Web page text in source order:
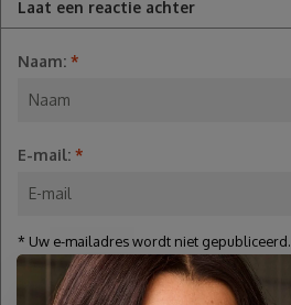
Laat een reactie achter
Naam: *
E-mail: *
* Uw e-mailadres wordt niet gepubliceerd.
Opmerking:*